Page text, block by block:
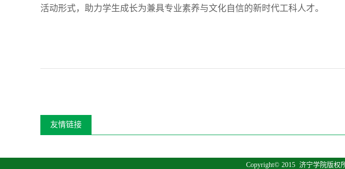
活动形式，助力学生成长为兼具专业素养与文化自信的新时代工科人才。
友情链接
Copyright© 2015 济宁学院版权